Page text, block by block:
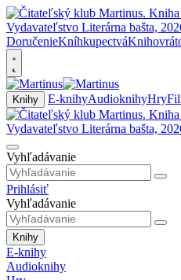
DoručenieKníhkupectvá
Knihy E-knihyAudioknihyHry
Vyhľadávanie
Prihlásiť
Vyhľadávanie
Knihy
E-knihy
Audioknihy